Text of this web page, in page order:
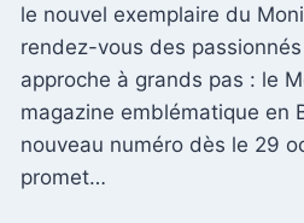
le nouvel exemplaire du
rendez-vous des passionnés
approche à grands pas : le
magazine emblématique en
nouveau numéro dès le 29
promet…